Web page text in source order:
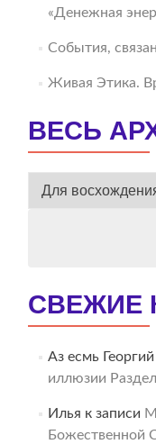
«Денежная
События,
Живая Этика.
ВЕСЬ
ВЕСЬ
СВЕЖИЕ
Аз есмь Георгий
иллюзии
Илья к записи
Божественной